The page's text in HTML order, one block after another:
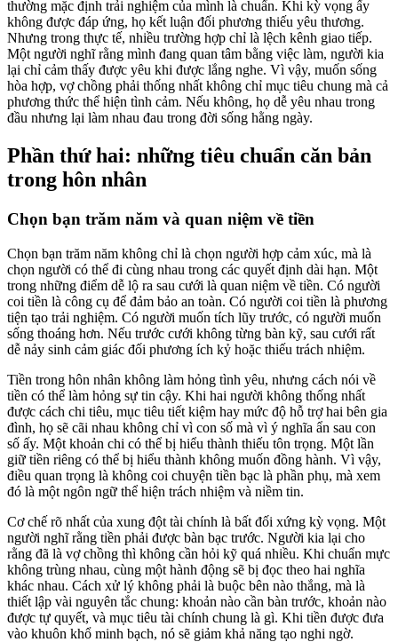
thường mặc định trải nghiệm của mình là chuẩn. Khi kỳ vọng ấy
không được đáp ứng, họ kết luận đối phương thiếu yêu thương.
Nhưng trong thực tế, nhiều trường hợp chỉ là lệch kênh giao tiếp.
Một người nghĩ rằng mình đang quan tâm bằng việc làm, người kia
lại chỉ cảm thấy được yêu khi được lắng nghe. Vì vậy, muốn sống
hòa hợp, vợ chồng phải thống nhất không chỉ mục tiêu chung mà cả
phương thức thể hiện tình cảm. Nếu không, họ dễ yêu nhau trong
đầu nhưng lại làm nhau đau trong đời sống hằng ngày.
Phần thứ hai: những tiêu chuẩn căn bản
trong hôn nhân
Chọn bạn trăm năm và quan niệm về tiền
Chọn bạn trăm năm không chỉ là chọn người hợp cảm xúc, mà là
chọn người có thể đi cùng nhau trong các quyết định dài hạn. Một
trong những điểm dễ lộ ra sau cưới là quan niệm về tiền. Có người
coi tiền là công cụ để đảm bảo an toàn. Có người coi tiền là phương
tiện tạo trải nghiệm. Có người muốn tích lũy trước, có người muốn
sống thoáng hơn. Nếu trước cưới không từng bàn kỹ, sau cưới rất
dễ nảy sinh cảm giác đối phương ích kỷ hoặc thiếu trách nhiệm.
Tiền trong hôn nhân không làm hỏng tình yêu, nhưng cách nói về
tiền có thể làm hỏng sự tin cậy. Khi hai người không thống nhất
được cách chi tiêu, mục tiêu tiết kiệm hay mức độ hỗ trợ hai bên gia
đình, họ sẽ cãi nhau không chỉ vì con số mà vì ý nghĩa ẩn sau con
số ấy. Một khoản chi có thể bị hiểu thành thiếu tôn trọng. Một lần
giữ tiền riêng có thể bị hiểu thành không muốn đồng hành. Vì vậy,
điều quan trọng là không coi chuyện tiền bạc là phần phụ, mà xem
đó là một ngôn ngữ thể hiện trách nhiệm và niềm tin.
Cơ chế rõ nhất của xung đột tài chính là bất đối xứng kỳ vọng. Một
người nghĩ rằng tiền phải được bàn bạc trước. Người kia lại cho
rằng đã là vợ chồng thì không cần hỏi kỹ quá nhiều. Khi chuẩn mực
không trùng nhau, cùng một hành động sẽ bị đọc theo hai nghĩa
khác nhau. Cách xử lý không phải là buộc bên nào thắng, mà là
thiết lập vài nguyên tắc chung: khoản nào cần bàn trước, khoản nào
được tự quyết, và mục tiêu tài chính chung là gì. Khi tiền được đưa
vào khuôn khổ minh bạch, nó sẽ giảm khả năng tạo nghi ngờ.